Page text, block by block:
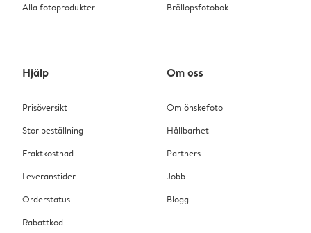
Alla fotoprodukter
Bröllopsfotobok
Hjälp
Prisöversikt
Stor beställning
Fraktkostnad
Leveranstider
Orderstatus
Rabattkod
Om oss
Om önskefoto
Hållbarhet
Partners
Jobb
Blogg